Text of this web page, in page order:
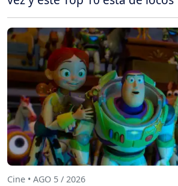
Cine • AGO 5 / 2026